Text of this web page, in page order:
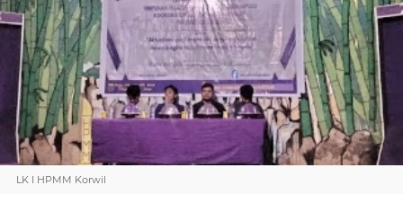
LK I HPMM Korwil